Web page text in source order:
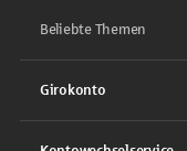
Beliebte Themen
Girokonto